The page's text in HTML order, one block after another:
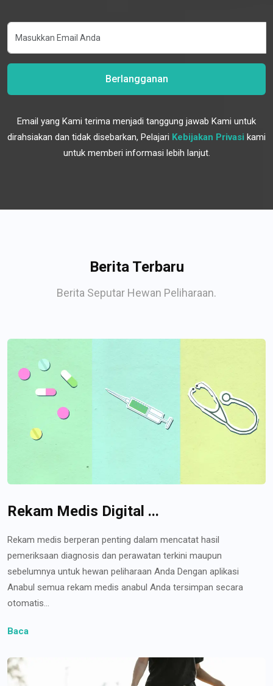
Berlangganan
Email yang Kami terima menjadi tanggung jawab Kami untuk
dirahsiakan dan tidak disebarkan, Pelajari Kebijakan Privasi kami
untuk memberi informasi lebih lanjut.
Berita Terbaru
Berita Seputar Hewan Peliharaan.
Rekam Medis Digital ...
Rekam medis berperan penting dalam mencatat hasil
pemeriksaan diagnosis dan perawatan terkini maupun
sebelumnya untuk hewan peliharaan Anda Dengan aplikasi
Anabul semua rekam medis anabul Anda tersimpan secara
otomatis...
Baca